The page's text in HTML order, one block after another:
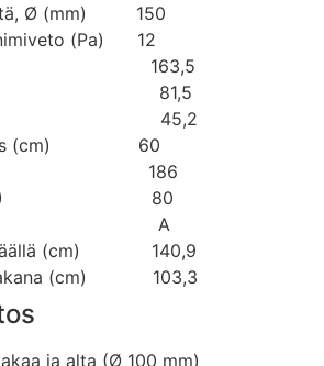
Ø (mm) 150
(Pa) 12
(cm) 163,5
(cm) 81,5
(cm) 45,2
(cm) 60
186
(%) 80
A
päällä (cm) 140,9
takana (cm) 103,3
ja alta (Ø 100 mm)